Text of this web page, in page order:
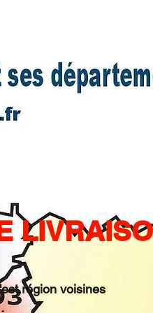
région voisines